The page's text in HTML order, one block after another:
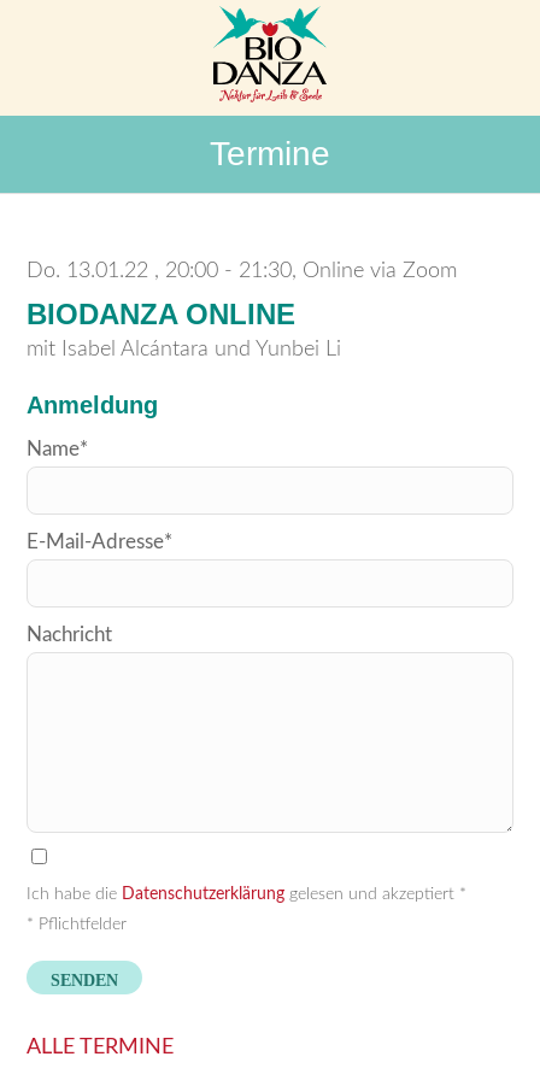
Termine
Do. 13.01.22 20:00 - 21:30, Online via Zoom
BIODANZA ONLINE
mit Isabel Alcántara und Yunbei Li
Anmeldung
Bitte
dieses
Feld
Name*
E-Mail-Adresse*
Nachricht
Ich habe die Datenschutzerklärung gelesen und akzeptiert *
* Pflichtfelder
ALLE TERMINE